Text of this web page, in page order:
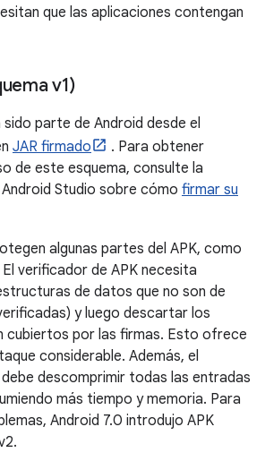
que las aplicaciones contengan
v1)
sido parte de Android desde el
JAR firmado
. Para obtener
de este esquema, consulte la
Studio sobre cómo firmar su
algunas partes del APK, como
verificador de APK necesita
de datos que no son de
y luego descartar los
cubiertos por las firmas. Esto ofrece
considerable. Además, el
descomprimir todas las entradas
más tiempo y memoria. Para
Android 7.0 introdujo APK